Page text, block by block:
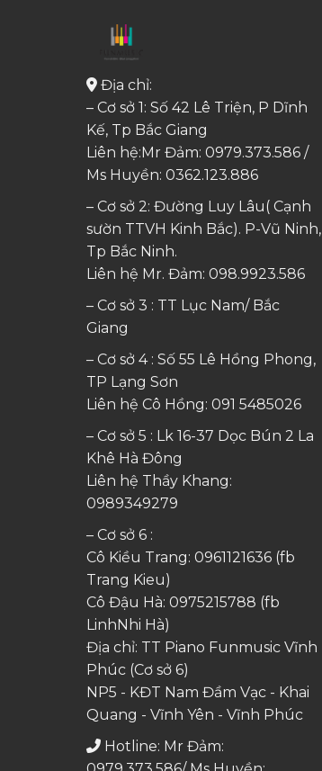
Địa chỉ:
– Cơ sở 1: Số 42 Lê Triện, P Dĩnh
Kế, Tp Bắc Giang
Liên hệ:Mr Đảm: 0979.373.586 /
Ms Huyền: 0362.123.886
– Cơ sở 2: Đường Luy Lâu( Cạnh
sườn TTVH Kinh Bắc). P-Vũ Ninh,
Tp Bắc Ninh.
Liên hệ Mr. Đảm: 098.9923.586
– Cơ sở 3 : TT Lục Nam/ Bắc
Giang
– Cơ sở 4 : Số 55 Lê Hồng Phong,
TP Lạng Sơn
Liên hệ Cô Hồng: 091 5485026
– Cơ sở 5 : Lk 16-37 Dọc Bún 2 La
Khê Hà Đông
Liên hệ Thầy Khang:
0989349279
– Cơ sở 6 :
Cô Kiều Trang: 0961121636(fb
Trang Kieu)
Cô Đậu Hà: 0975215788 (fb
LinhNhi Hà)
Địa chỉ: TT Piano Funmusic Vĩnh
Phúc (Cơ sở 6)
NP5 - KĐT Nam Đầm Vạc - Khai
Quang - Vĩnh Yên - Vĩnh Phúc
Hotline: Mr Đảm: